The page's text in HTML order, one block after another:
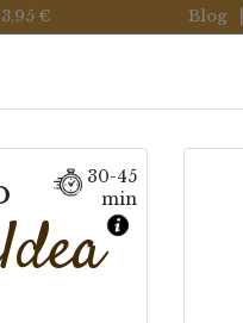
€ Blog
Despentsa
30-45
min